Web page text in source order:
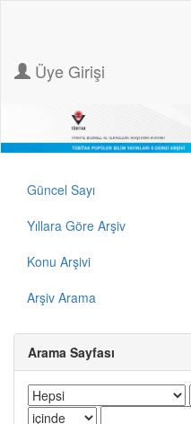
Üye Girişi
Güncel Sayı
Yıllara Göre Arşiv
Konu Arşivi
Arşiv Arama
Arama Sayfası